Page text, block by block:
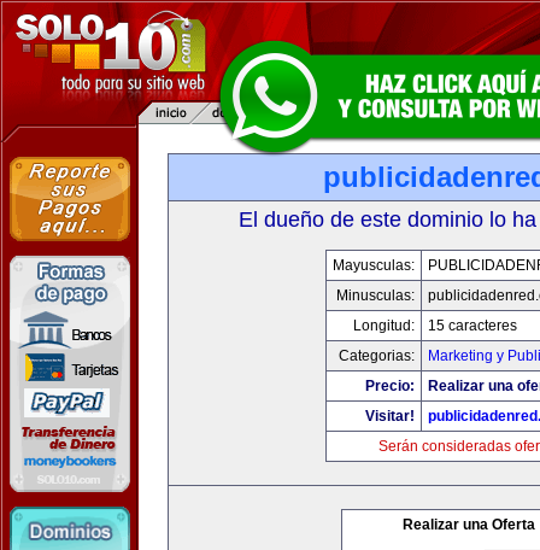
El dueño de este dominio lo
Mayusculas:
Minusculas:
Longitud:
15 caracteres
Categorias:
Marketing y
Precio:
Realizar una
Visitar!
Serán consideradas
Realizar una Oferta